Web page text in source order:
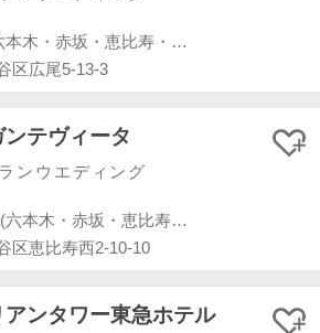
広尾駅 (六本木・赤坂・恵比寿・白金)
区広尾5-13-3
ンテヴィータ
ンウエディング
恵比寿駅 (六本木・赤坂・恵比寿・白金)
区恵比寿西2-10-10
アンタワー東急ホテル